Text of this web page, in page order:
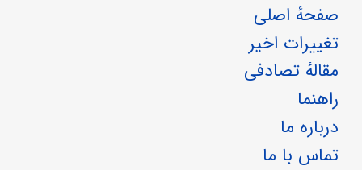
صفحهٔ اصلی
تغییرات اخیر
مقالهٔ تصادفی
راهنما
درباره ما
تماس با ما